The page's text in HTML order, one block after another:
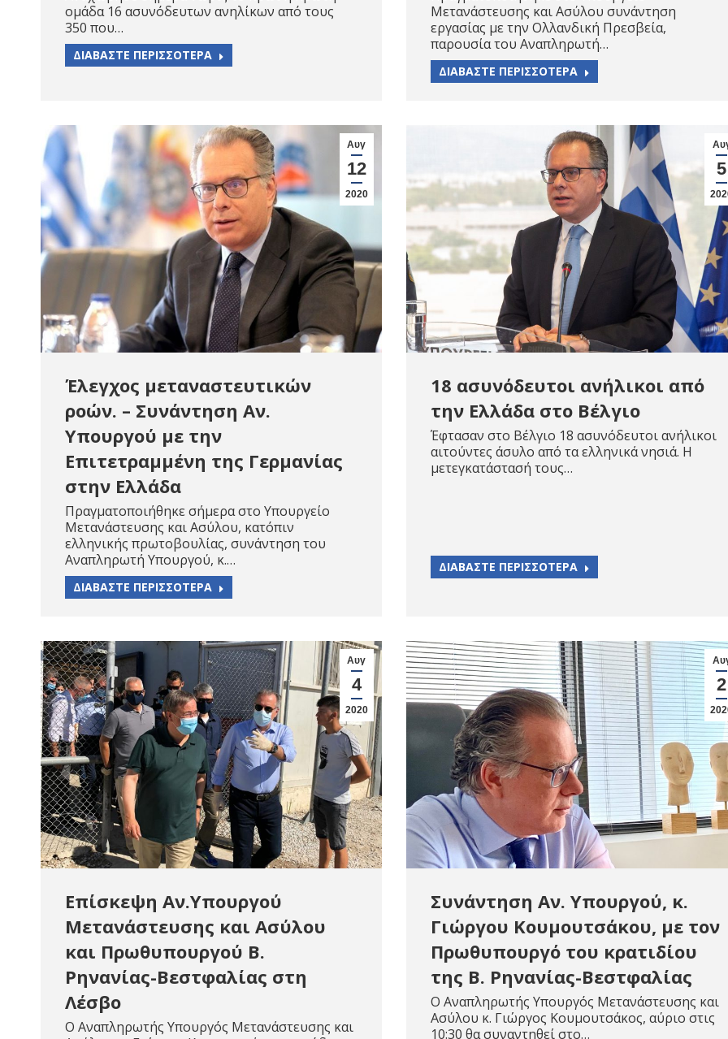
ομάδα 16 ασυνόδευτων ανηλίκων από τους
350 που…
ΔΙΑΒΑΣΤΕ ΠΕΡΙΣΣΟΤΕΡΑ
Μετανάστευσης και Ασύλου συνάντηση
εργασίας με την Ολλανδική Πρεσβεία,
παρουσία του Αναπληρωτή…
ΔΙΑΒΑΣΤΕ ΠΕΡΙΣΣΟΤΕΡΑ
Αυγ
12
2020
Έλεγχος μεταναστευτικών
ροών. – Συνάντηση Αν.
Υπουργού με την
Επιτετραμμένη της Γερμανίας
στην Ελλάδα
Πραγματοποιήθηκε σήμερα στο Υπουργείο
Μετανάστευσης και Ασύλου, κατόπιν
ελληνικής πρωτοβουλίας, συνάντηση του
Αναπληρωτή Υπουργού, κ.…
ΔΙΑΒΑΣΤΕ ΠΕΡΙΣΣΟΤΕΡΑ
5
18 ασυνόδευτοι ανήλικοι από
την Ελλάδα στο Βέλγιο
Έφτασαν στο Βέλγιο 18 ασυνόδευτοι ανήλικοι
αιτούντες άσυλο από τα ελληνικά νησιά. Η
μετεγκατάστασή τους…
ΔΙΑΒΑΣΤΕ ΠΕΡΙΣΣΟΤΕΡΑ
Αυγ
4
2020
Επίσκεψη Αν.Υπουργού
Μετανάστευσης και Ασύλου
και Πρωθυπουργού Β.
Ρηνανίας-Βεστφαλίας στη
Λέσβο
Ο Αναπληρωτής Υπουργός Μετανάστευσης και
2
Συνάντηση Αν. Υπουργού, κ.
Γιώργου Κουμουτσάκου, με τον
Πρωθυπουργό του κρατιδίου
της Β. Ρηνανίας-Βεστφαλίας
Ο Αναπληρωτής Υπουργός Μετανάστευσης και
Ασύλου κ. Γιώργος Κουμουτσάκος, αύριο στις
10:30 θα συναντηθεί στο…